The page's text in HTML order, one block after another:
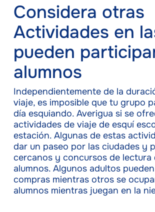
Considera otras
Actividades en
pueden
alumnos
Independientemente de la
viaje, es imposible que tu grupo
día esquiando. Averigua si se
actividades de viaje de esquí
estación. Algunas de estas
dar un paseo por las ciudades y
cercanos y concursos de lectura
alumnos. Algunos adultos
compras mientras otros se
alumnos mientras juegan en la